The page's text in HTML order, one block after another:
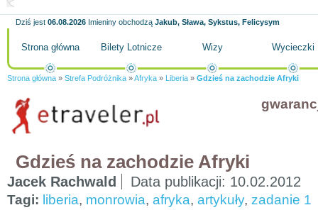
Dziś jest 06.08.2026 Imieniny obchodzą Jakub, Sława, Sykstus, Felicysym
Strona główna Bilety Lotnicze Wizy Wycieczki
Strona główna » Strefa Podróżnika »Afryka » Liberia » Gdzieś na zachodzie Afryki
Gdzieś na zachodzie Afryki
Jacek Rachwald Data publikacji: 10.02.2012
Tagi: liberia, monrowia, afryka, artykuły, zadanie 1